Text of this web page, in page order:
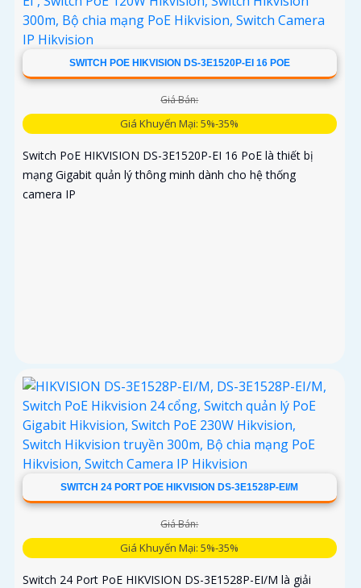
SWITCH POE HIKVISION DS-3E1520P-EI 16 POE
Giá Bán:
Giá Khuyến Mại: 5%-35%
Switch PoE HIKVISION DS-3E1520P-EI 16 PoE là thiết bị
mạng Gigabit quản lý thông minh dành cho hệ thống
camera IP
SWITCH 24 PORT POE HIKVISION DS-3E1528P-EI/M
Giá Bán:
Giá Khuyến Mại: 5%-35%
Switch 24 Port PoE HIKVISION DS-3E1528P-EI/M là giải